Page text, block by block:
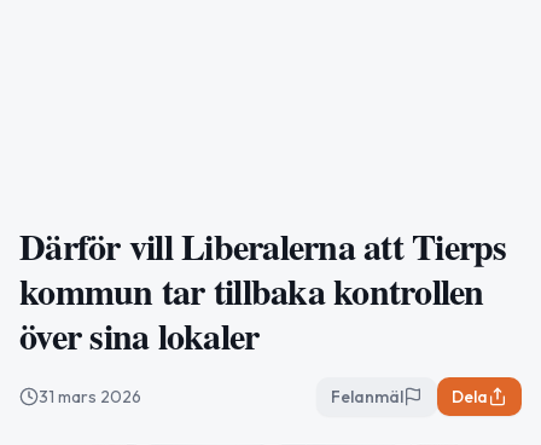
Därför vill Liberalerna att Tierps
kommun tar tillbaka kontrollen
över sina lokaler
31 mars 2026 Felanmäl Dela